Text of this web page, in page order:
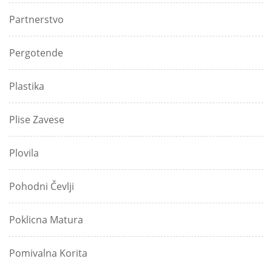
Partnerstvo
Pergotende
Plastika
Plise Zavese
Plovila
Pohodni Čevlji
Poklicna Matura
Pomivalna Korita